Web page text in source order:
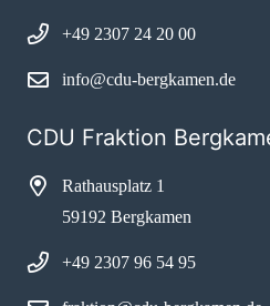
+49 2307 24 20 00
info@cdu-bergkamen.de
CDU Fraktion
Rathausplatz 1
59192 Bergkamen
+49 2307 96 54 95